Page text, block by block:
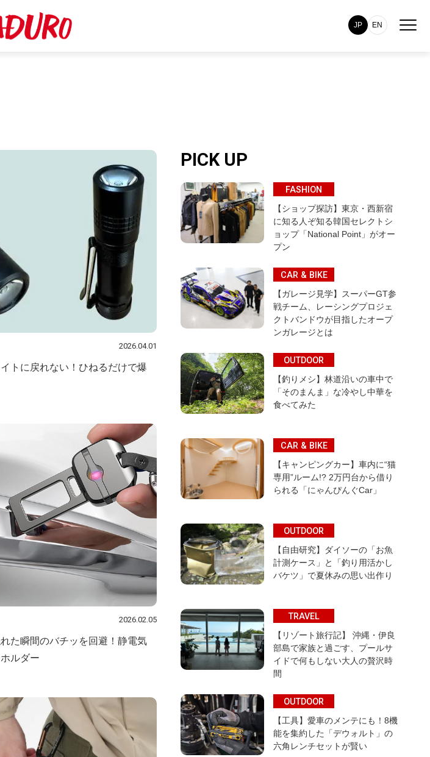
JP EN
2026.04.01
トに戻れない！ひねるだけで爆
2026.02.05
た瞬間のバチッを回避！静電気
ルダー
PICK UP
FASHION
【ショップ探訪】東京・西新宿
に知る人ぞ知る韓国セレクトシ
ョップ「National Point」がオー
プン
CAR & BIKE
【ガレージ見学】スーパーGT参
戦チーム、レーシングプロジェ
クトバンドウが目指したオープ
ンガレージとは
OUTDOOR
【釣りメシ】林道沿いの車中で
「そのまんま」な冷やし中華を
食べてみた
CAR & BIKE
【キャンピングカー】車内に“猫
専用”ルーム!? 2万円台から借り
られる「にゃんぴんぐCar」
OUTDOOR
【自由研究】ダイソーの「お魚
計測ケース」と「釣り用活かし
バケツ」で夏休みの思い出作り
TRAVEL
【リゾート旅行記】 沖縄・伊良
部島で家族と過ごす、プールサ
イドで何もしない大人の贅沢時
間
OUTDOOR
【工具】愛車のメンテにも！8機
能を集約した「デウォルト」の
六角レンチセットが賢い